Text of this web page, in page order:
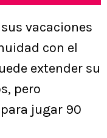
vacaciones
con el
extender su
pero
jugar 90